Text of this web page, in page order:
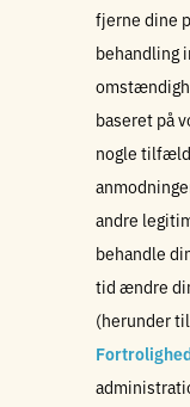
fjerne dine
behandling
baseret på
nogle
andre
behandle
tid ændre
(herunder